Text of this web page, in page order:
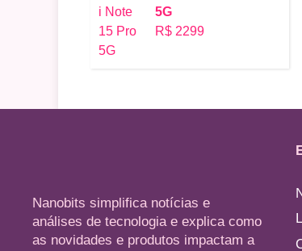
5G
R$ 2299
Nanobits simplifica notícias e
análises de tecnologia e explica como
as novidades e produtos impactam a